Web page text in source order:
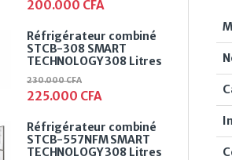
200.000 CFA
Réfrigérateur combiné
STCB-308 SMART
TECHNOLOGY 308 Litres
225.000 CFA
230.000CFA
Réfrigérateur combiné
STCB-557NFM SMART
TECHNOLOGY 308 Litres